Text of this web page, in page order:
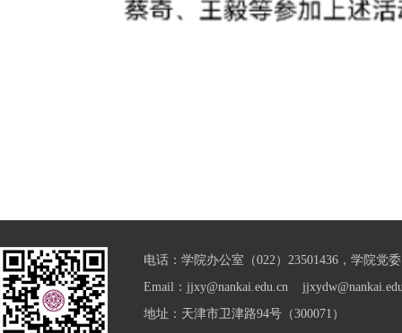
电话：学院办公室（022）23501436，学院党
Email：jjxy@nankai.edu.cn
地址：天津市卫津路94号（300071）